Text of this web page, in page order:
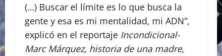
(…) Buscar el límite es lo que busca la
gente y esa es mi mentalidad, mi ADN”,
explicó en el reportaje Incondicional-
Marc Márquez, historia de una madre,